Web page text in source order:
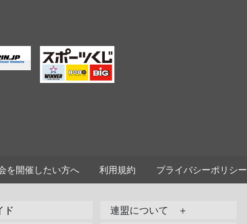
を開催したい方へ 利用規約 プライバシーポリシー
ド
連盟について ＋